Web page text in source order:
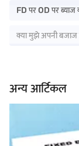
FD पर OD पर
क्या मुझे अपनी बजाज
अन्य आर्टिकल